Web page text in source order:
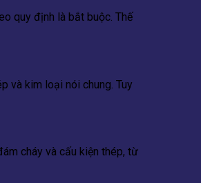
quy định là bắt buộc. Thế
và kim loại nói chung. Tuy
cháy và cấu kiện thép, từ